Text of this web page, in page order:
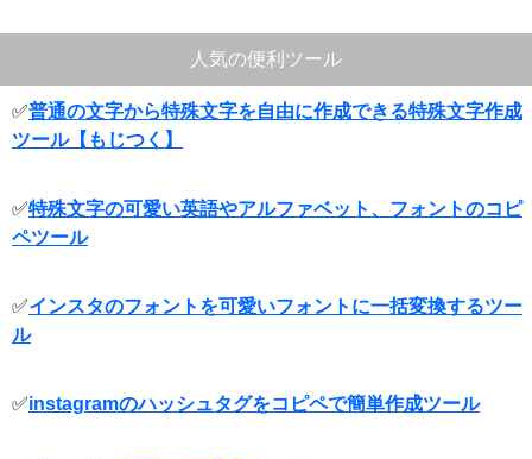
人気の便利ツール
✅普通の文字から特殊文字を自由に作成できる特殊文字作成
ツール【もじつく】
✅特殊文字の可愛い英語やアルファベット、フォントのコピ
ペツール
✅インスタのフォントを可愛いフォントに一括変換するツー
ル
✅instagramのハッシュタグをコピペで簡単作成ツール